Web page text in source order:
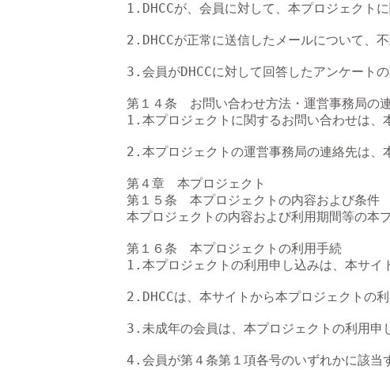
1.DHCCが、会員に対して、本プロジェクト
2.DHCCが正常に送信したメールについて、
3.会員がDHCCに対して回答したアンケ
第１４条　お問い合わせ方法・運営事務局の
1.本プロジェクトに関するお問い合わせは、
2.本プロジェクトの運営事務局の連絡先は、
第４章　本プロジェクト
第１５条　本プロジェクトの内容および条件
本プロジェクトの内容および利用期間等の本
第１６条　本プロジェクトの利用手続
1.本プロジェクトの利用申し込みは、本サイ
2.DHCCは、本サイトから本プロジェクトの
3.未成年の会員は、本プロジェクトの利用申
4.会員が第４条第１項各号のいずれかに該当